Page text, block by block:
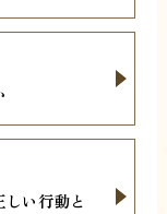
い行動と